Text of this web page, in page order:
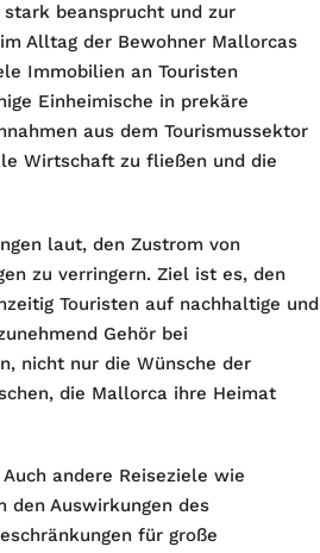
beansprucht und zur
Alltag der Bewohner Mallorcas
Immobilien an Touristen
Einheimische in prekäre
aus dem Tourismussektor
Wirtschaft zu fließen und die
laut, den Zustrom von
zu verringern. Ziel ist es, den
Touristen auf nachhaltige und
Gehör bei
nicht nur die Wünsche der
die Mallorca ihre Heimat
andere Reiseziele wie
den Auswirkungen des
für große